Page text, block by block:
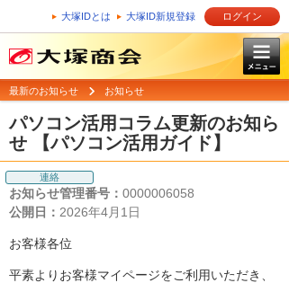
大塚IDとは 大塚ID新規登録 ログイン
最新のお知らせ お知らせ
パソコン活用コラム更新のお知ら
せ 【パソコン活用ガイド】
連絡
お知らせ管理番号： 0000006058
公開日： 2026年4月1日
お客様各位
平素よりお客様マイページをご利用いただき、